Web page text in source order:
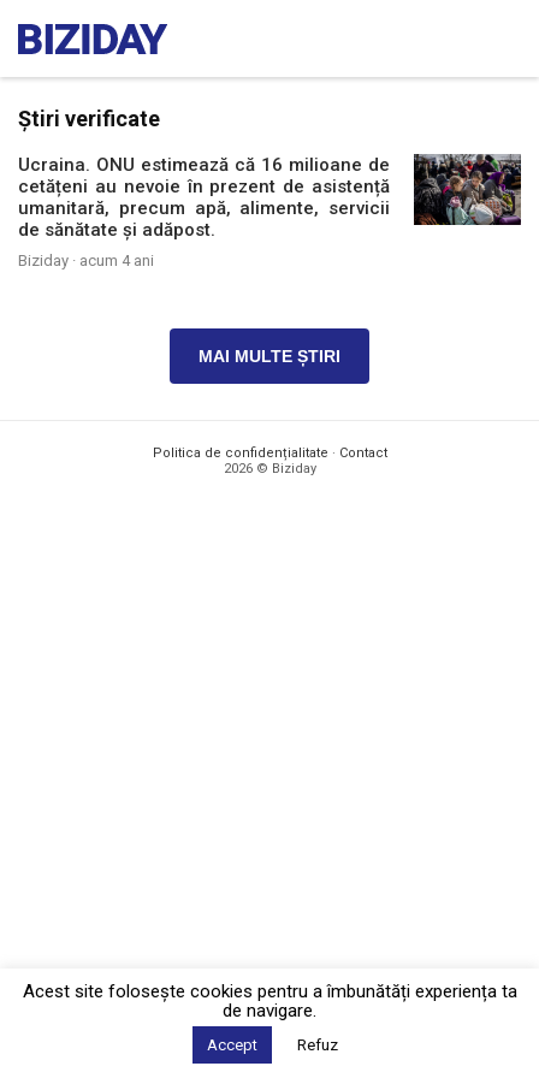
Știri verificate
Ucraina. ONU estimează că 16 milioane de
cetățeni au nevoie în prezent de asistență
umanitară, precum apă, alimente, servicii
de sănătate și adăpost.
Biziday · acum 4 ani
MAI MULTE ȘTIRI
Politica de confidențialitate · Contact
2026 © Biziday
Acest site foloseşte cookies pentru a îmbunătăți experiența ta
de navigare.
Accept Refuz